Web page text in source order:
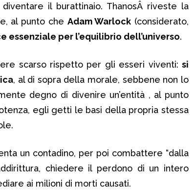
il burattinaio. ThanosÂ riveste la
al punto che Adam Warlock (considerato,
essenziale per l’equilibrio dell’universo.
scarso rispetto per gli esseri viventi: si
, al di sopra della morale, sebbene non lo
degno di divenire un’entità , al punto
egli getti le basi della propria stessa
un contadino, per poi combattere “dalla
chiedere il perdono di un intero
ai milioni di morti causati.